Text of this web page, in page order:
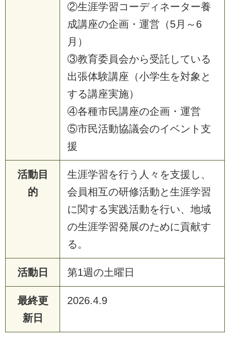
②生涯学習コーディネーター養
成講座の企画・運営（5月～6
月）
③教育委員会から受託している
出張体験講座（小学生を対象と
する講座実施）
④各種市民講座の企画・運営
⑤市民活動協議会のイベント支
援
活動目
的
生涯学習を行う人々を支援し、
会員相互の研修活動と生涯学習
に関する実践活動を行い、地域
の生涯学習発展のために貢献す
る。
活動日 第1週の土曜日
最終更
新日
2026.4.9